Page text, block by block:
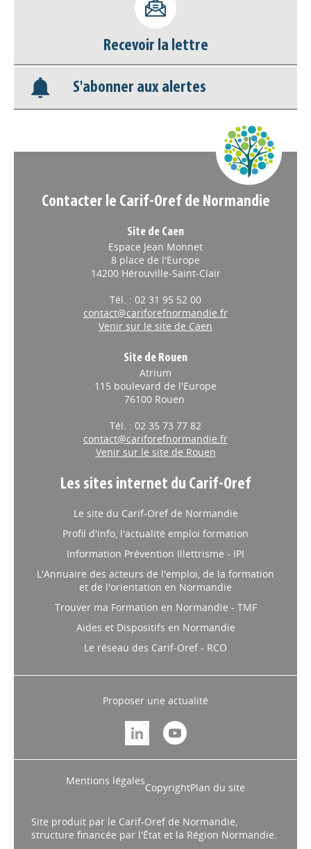
déconnecter)
Base documentaire
Nos veilles Scoop.it
Recevoir la lettre
S'abonner aux alertes
Contacter le Carif-Oref de Normandie
Site de Caen
Espace Jean Monnet
8 place de l'Europe
14200 Hérouville-Saint-Clair
Tél. : 02 31 95 52 00
contact@cariforefnormandie.fr
Venir sur le site de Caen
Site de Rouen
Atrium
115 boulevard de l'Europe
76100 Rouen
Tél. : 02 35 73 77 82
contact@cariforefnormandie.fr
Venir sur le site de Rouen
Les sites internet du Carif-Oref
Le site du Carif-Oref de Normandie
Profil d'info, l'actualité emploi formation
Information Prévention Illettrisme - IPI
L'Annuaire des acteurs de l'emploi, de la formation
et de l'orientation en Normandie
Trouver ma Formation en Normandie - TMF
Aides et Dispositifs en Normandie
Le réseau des Carif-Oref - RCO
Proposer une actualité
Mentions légales
CopyrightPlan du site
Site produit par le Carif-Oref de Normandie,
structure financée par l'État et la Région Normandie.